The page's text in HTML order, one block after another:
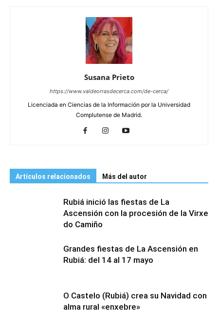
Susana Prieto
https://www.valdeorrasdecerca.com/de-cerca/
Licenciada en Ciencias de la Información por la Universidad
Complutense de Madrid.
Artículos relacionados Más del autor
Rubiá inició las fiestas de La
Ascensión con la procesión de la Virxe
do Camiño
Grandes fiestas de La Ascensión en
Rubiá: del 14 al 17 mayo
O Castelo (Rubiá) crea su Navidad con
alma rural «enxebre»